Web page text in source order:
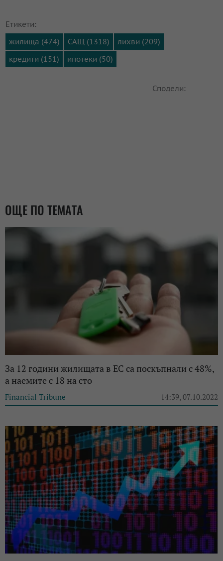
Етикети:
жилища (474)
САЩ (1318)
лихви (209)
кредити (151)
ипотеки (50)
Сподели:
ОЩЕ ПО ТЕМАТА
За 12 години жилищата в ЕС са поскъпнали с 48%,
а наемите с 18 на сто
Financial Tribune 14:39, 07.10.2022